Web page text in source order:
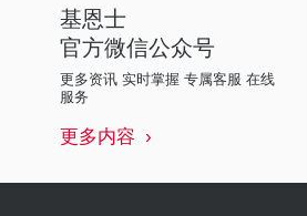
基恩士
官方微信公众号
更多资讯 实时掌握 专属客服 在线
服务
更多内容